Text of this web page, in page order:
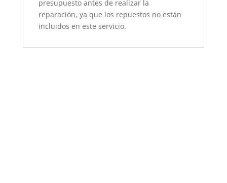
presupuesto antes de realizar la
reparación, ya que los repuestos no están
incluidos en este servicio.